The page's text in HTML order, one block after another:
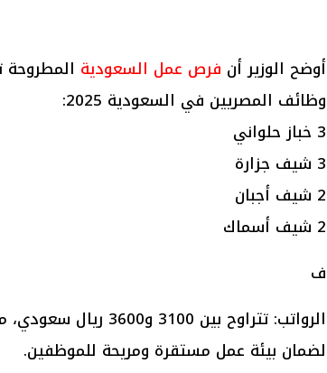
أوضح الوزير أن فرص عمل السعودية المطروحة
وظائف المصريين في السعودية 2025:
3 خباز حلواني
3 شيف جزارة
2 شيف أجبان
2 شيف أسماك
ف
الرواتب: تتراوح بين
لضمان بيئة عمل مستقرة ومريحة للموظفين.